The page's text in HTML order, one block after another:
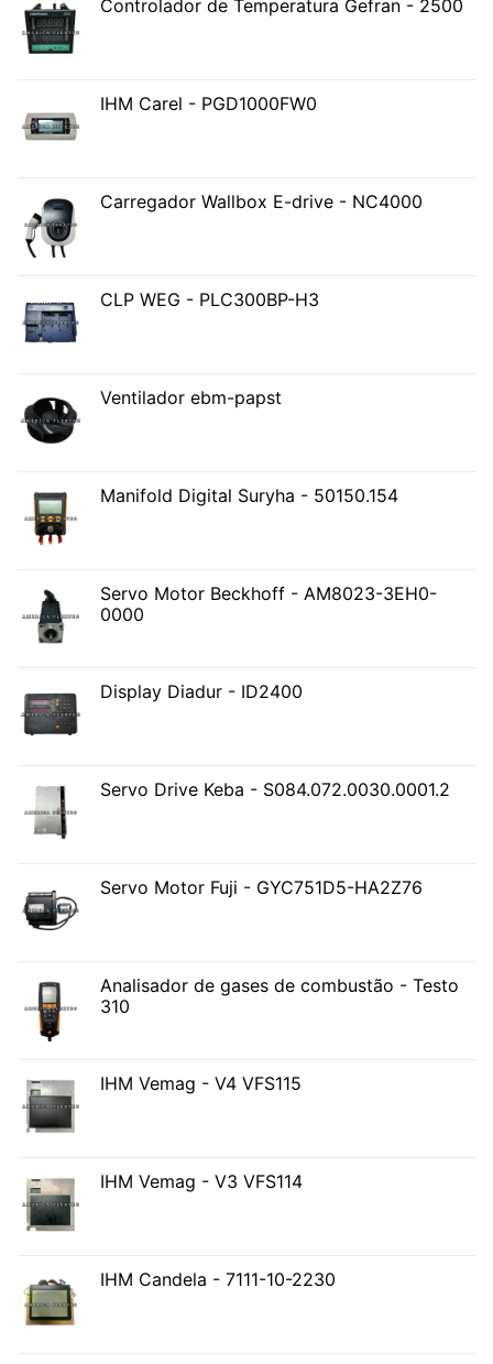
Controlador de Temperatura Gefran - 2500
IHM Carel - PGD1000FW0
Carregador Wallbox E-drive - NC4000
CLP WEG - PLC300BP-H3
Ventilador ebm-papst
Manifold Digital Suryha - 50150.154
Servo Motor Beckhoff - AM8023-3EH0-
0000
Display Diadur - ID2400
Servo Drive Keba - S084.072.0030.0001.2
Servo Motor Fuji - GYC751D5-HA2Z76
Analisador de gases de combustão - Testo
310
IHM Vemag - V4 VFS115
IHM Vemag - V3 VFS114
IHM Candela - 7111-10-2230